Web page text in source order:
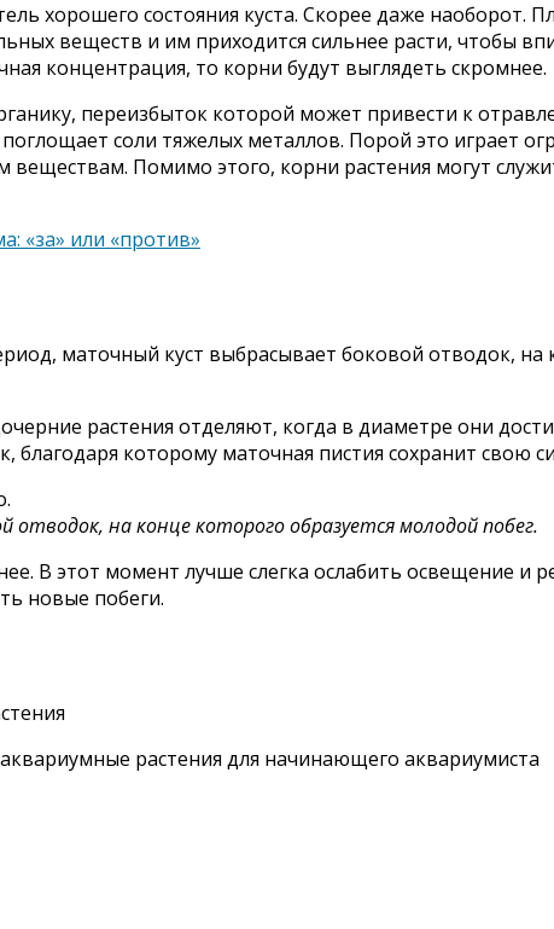
хорошего состояния куста. Скорее даже наоборот.
веществ и им приходится сильнее расти, чтобы
концентрация, то корни будут выглядеть скромнее.
переизбыток которой может привести к
соли тяжелых металлов. Порой это играет
Помимо этого, корни растения могут
«за» или «против»
маточный куст выбрасывает боковой отводок, на
растения отделяют, когда в диаметре они
которому маточная пистия сохранит свою
на конце которого образуется молодой побег.
В этот момент лучше слегка ослабить освещение и
новые побеги.